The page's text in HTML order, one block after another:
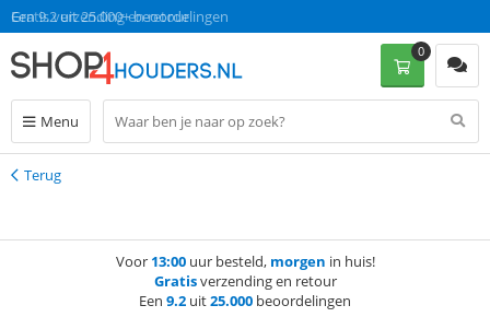
Gratis verzending en retour
Een 9.2 uit 25.000+ beoordelingen
Menu
0
Terug
Terug
Voor 13:00uur besteld, morgen in huis!
Gratisverzending en retour
Een 9.2 uit25.000 beoordelingen